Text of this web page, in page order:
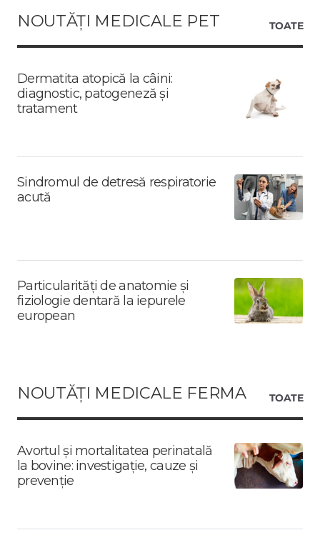
NOUTĂȚI MEDICALE PET TOATE
Dermatita atopică la câini:
diagnostic, patogeneză și
tratament
Sindromul de detresă respiratorie
acută
Particularități de anatomie și
fiziologie dentară la iepurele
european
NOUTĂȚI MEDICALE FERMA TOATE
Avortul și mortalitatea perinatală
la bovine: investigație, cauze și
prevenție